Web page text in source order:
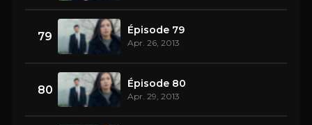
79 Épisode 79
Apr. 26, 2013
80 Épisode 80
Apr. 29, 2013